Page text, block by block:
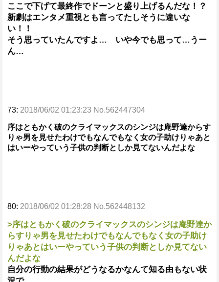
ここで下げて最終作でドーンと盛り上げるんだな！？
新劇はエンタメ重視とも言ってたしそうに違いな
い！！
そう思っていたんですよ… いや今でも思って…うー
ん…
73: 2018/06/02 01:23:23 No.562447304
序はともかく破のクライマックスのシンジは庵野達からす
りゃ男を見せたわけでもなんでもなく女の子助けりゃあと
はいーやっていう子供の判断としか見てないんだよな
80: 2018/06/02 01:28:28 No.562448132
>序はともかく破のクライマックスのシンジは庵野達か
らすりゃ男を見せたわけでもなんでもなく女の子助け
りゃあとはいーやっていう子供の判断としか見てない
んだよな
自分の行動の結果がどうなるかなんて知る由もない状